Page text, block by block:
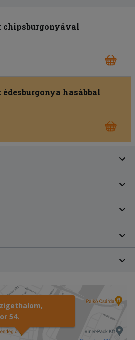
chipsburgonyával
hasábbal
54.